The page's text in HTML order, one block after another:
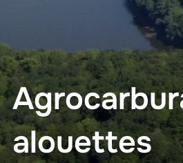
alouettes